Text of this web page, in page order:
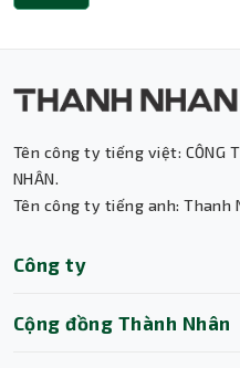
Tên công ty tiếng việt: CÔNG
NHÂN.
Tên công ty tiếng anh: Thanh
Công ty
Cộng đồng Thành Nhân
Trợ lý AI • Phản